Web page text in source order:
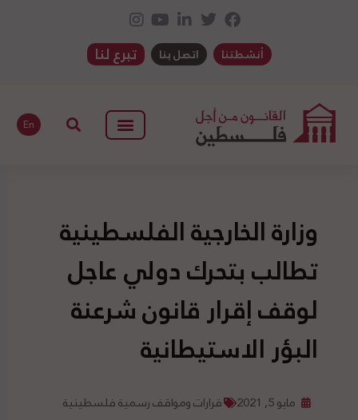
أنشطتنا اتصل بنا تبرع لنا
En
وزارة الخارجية الفلسطينية
تطالب بتحرك دولي عاجل
لوقف إقرار قانون شرعنة
البؤر الاستيطانية
مايو 5, 2021 قرارات ومواقف رسمية فلسطينية